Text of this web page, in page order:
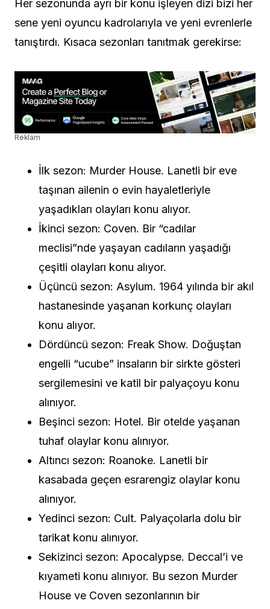
Her sezonunda ayrı bir konu işleyen dizi bizi her
sene yeni oyuncu kadrolarıyla ve yeni evrenlerle
tanıştırdı. Kısaca sezonları tanıtmak gerekirse:
Reklam
İlk sezon: Murder House. Lanetli bir eve
taşınan ailenin o evin hayaletleriyle
yaşadıkları olayları konu alıyor.
İkinci sezon: Coven. Bir “cadılar
meclisi”nde yaşayan cadıların yaşadığı
çeşitli olayları konu alıyor.
Üçüncü sezon: Asylum. 1964 yılında bir akıl
hastanesinde yaşanan korkunç olayları
konu alıyor.
Dördüncü sezon: Freak Show. Doğuştan
engelli “ucube” insaların bir sirkte gösteri
sergilemesini ve katil bir palyaçoyu konu
alınıyor.
Beşinci sezon: Hotel. Bir otelde yaşanan
tuhaf olaylar konu alınıyor.
Altıncı sezon: Roanoke. Lanetli bir
kasabada geçen esrarengiz olaylar konu
alınıyor.
Yedinci sezon: Cult. Palyaçolarla dolu bir
tarikat konu alınıyor.
Sekizinci sezon: Apocalypse. Deccal’i ve
kıyameti konu alınıyor. Bu sezon Murder
House ve Coven sezonlarının bir